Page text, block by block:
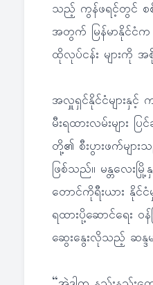
သည့် ကွန်ဖရင့်တွင် စစ်
အတွက် မြန်မာနိုင်ငံ
ထိုလုပ်ငန်း များကို
အလှူရှင်နိုင်ငံများနှင့်
မီးရထားလမ်းများ ပ
တို့၏ စီးပွားဖက်မျာ
ဖြစ်သည်။ မန္တလေး
တောင်ကိုရီးယား နိုင်
ရထားပို့ဆောင်ရေး
ဆွေးနွေးလိုသည့် ဆ